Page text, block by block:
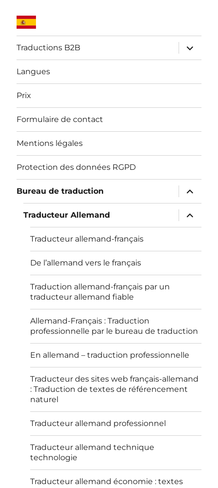
Traductions B2B
ouvrir
le
sous-
Langues
Prix
Formulaire de contact
Mentions légales
Protection des données RGPD
Bureau de traduction
ouvrir
le
sous-
menu
Traducteur Allemand
ouvrir
le
sous-
Traducteur allemand-français
De l’allemand vers le français
Traduction allemand-français par un
traducteur allemand fiable
Allemand-Français : Traduction
professionnelle par le bureau de traduction
En allemand – traduction professionnelle
Traducteur des sites web français-allemand
: Traduction de textes de référencement
naturel
Traducteur allemand professionnel
Traducteur allemand technique
technologie
Traducteur allemand économie : textes